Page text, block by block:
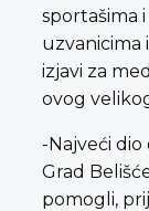
sportašima
uzvanicima
izjavi za
ovog
-Najveći
Grad
pomogli,